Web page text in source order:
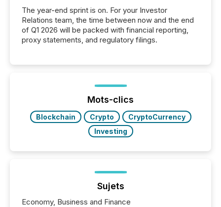
The year-end sprint is on. For your Investor
Relations team, the time between now and the end
of Q1 2026 will be packed with financial reporting,
proxy statements, and regulatory filings.
Mots-clics
Blockchain Crypto
CryptoCurrency
Investing
Sujets
Economy, Business and Finance